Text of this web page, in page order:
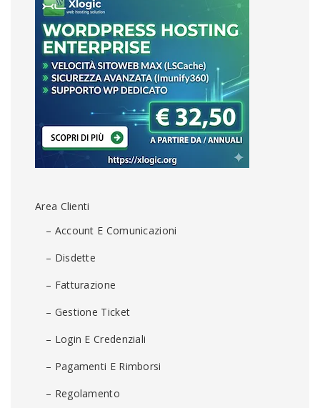
Area Clienti
– Account E Comunicazioni
– Disdette
– Fatturazione
– Gestione Ticket
– Login E Credenziali
– Pagamenti E Rimborsi
– Regolamento